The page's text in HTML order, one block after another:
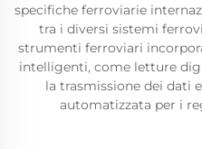
specifiche ferroviarie
tra i diversi sistemi
strumenti ferroviari
intelligenti, come letture
la trasmissione dei dati
automatizzata per i